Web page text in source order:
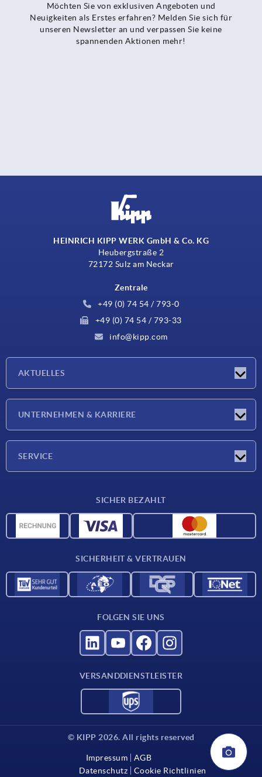
Möchten Sie von exklusiven Angeboten und
Neuigkeiten als Erstes erfahren? Melden Sie sich für
unseren Newsletter an und verpassen Sie keine
spannenden Aktionen mehr!
HEINRICH KIPP WERK GmbH & Co. KG
Heubergstraße 2
72172 Sulz am Neckar
Zentrale
+49 (0) 74 54 / 793-0
+49 (0) 74 54 / 793-33
info@kipp.com
AKTUELLES
Presseberichte
UNTERNEHMEN & KARRIERE
SERVICE
Werkstoffübersicht
SICHER BEZAHLT
SICHERHEIT & VERTRAUEN
FOLGEN SIE UNS
VERSANDDIENSTLEISTER
© KIPP 2026. All rights reserved
Impressum
AGB
Datenschutz
Cookie Richtlinien